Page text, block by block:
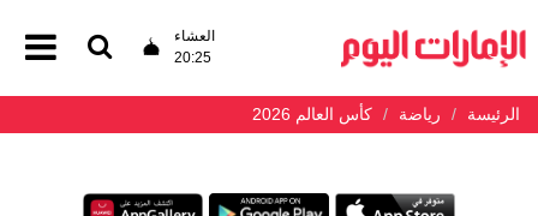
العشاء
20:25
الرئيسة رياضة كأس العالم 2026